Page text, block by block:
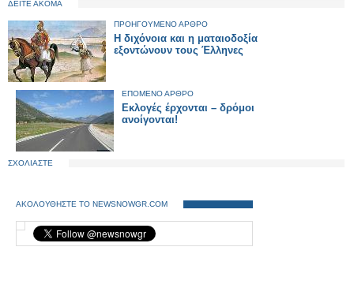
ΔΕΙΤΕ ΑΚΟΜΑ
ΠΡΟΗΓΟΥΜΕΝΟ ΑΡΘΡΟ
Η διχόνοια και η ματαιοδοξία
εξοντώνουν τους Έλληνες
ΕΠΟΜΕΝΟ ΑΡΘΡΟ
Εκλογές έρχονται – δρόμοι
ανοίγονται!
ΣΧΟΛΙΑΣΤΕ
ΑΚΟΛΟΥΘΗΣΤΕ ΤΟ NEWSNOWGR.COM